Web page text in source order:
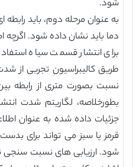
شود.
به عنوان مرحله دوم، باید
دما باید نشان داده شود.
برای انتشار قسمت سیاه
طریق کالیبراسیون تجربی از
نسبت بصورت متری از رابطه
بطورخلاصه، لگاریتم شدت
جزئیات داده شده به عنوان
شود. ارزیابی های نسبت سنجی